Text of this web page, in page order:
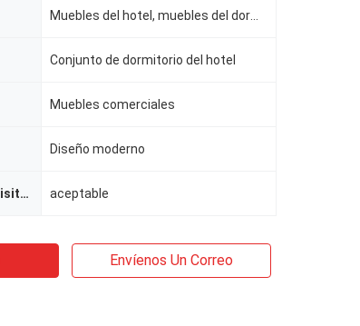
Conjunto de dormitorio del hotel
Muebles comerciales
Diseño moderno
Modificado para requisitos particulares aceptable
Envíenos Un Correo